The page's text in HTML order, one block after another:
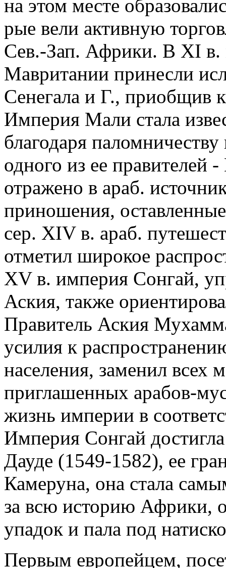
на этом месте
рые вели активную
Сев.-Зап. Африки. В XI в.
Мавритании принесли
Сенегала и Г., приобщив
Империя Мали стала
благодаря
одного из ее
отражено в араб.
приношения,
сер. XIV в. араб.
отметил широкое
XV в. империя Сонгай,
Аския, также
Правитель Аския
усилия к
населения, заменил всех
приглашенных арабов-
жизнь империи в
Империя Сонгай
Дауде (1549-1582), ее
Камеруна, она стала
за всю историю Африки,
упадок и пала под
Первым европейцем,